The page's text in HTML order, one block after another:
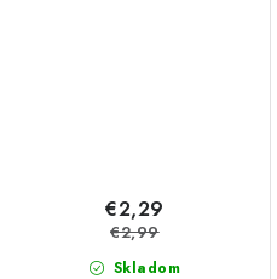
Skladom
€2,29
€2,99